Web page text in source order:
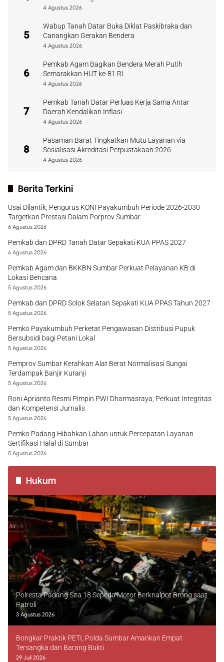
Payakumbuh
4 Agustus 2026
5
Wabup Tanah Datar Buka Diklat Paskibraka dan
Canangkan Gerakan Bendera
4 Agustus 2026
6
Pemkab Agam Bagikan Bendera Merah Putih
Semarakkan HUT ke-81 RI
4 Agustus 2026
7
Pemkab Tanah Datar Perluas Kerja Sama Antar
Daerah Kendalikan Inflasi
4 Agustus 2026
8
Pasaman Barat Tingkatkan Mutu Layanan via
Sosialisasi Akreditasi Perpustakaan 2026
4 Agustus 2026
Berita Terkini
Usai Dilantik, Pengurus KONI Payakumbuh Periode 2026-2030
Targetkan Prestasi Dalam Porprov Sumbar
6 Agustus 2026
Pemkab dan DPRD Tanah Datar Sepakati KUA PPAS 2027
6 Agustus 2026
Pemkab Agam dan BKKBN Sumbar Perkuat Pelayanan KB di
Lokasi Bencana
5 Agustus 2026
Pemkab dan DPRD Solok Selatan Sepakati KUA PPAS Tahun 2027
5 Agustus 2026
Pemko Payakumbuh Perketat Pengawasan Distribusi Pupuk
Bersubsidi bagi Petani Lokal
5 Agustus 2026
Pemprov Sumbar Kerahkan Alat Berat Normalisasi Sungai
Terdampak Banjir Kuranji
5 Agustus 2026
Roni Aprianto Resmi Pimpin PWI Dharmasraya, Perkuat Integritas
dan Kompetensi Jurnalis
5 Agustus 2026
Pemko Padang Hibahkan Lahan untuk Percepatan Layanan
Sertifikasi Halal di Sumbar
5 Agustus 2026
Hukum
Polresta Padang Sita 18 Sepeda Motor Berknalpot Brong saat
Patroli
3 Agustus 2026
Bongkar Praktik PETI, Polda Sumbar Amankan Empat
Tersangka dan Barang Bukti
29 Juli 2026